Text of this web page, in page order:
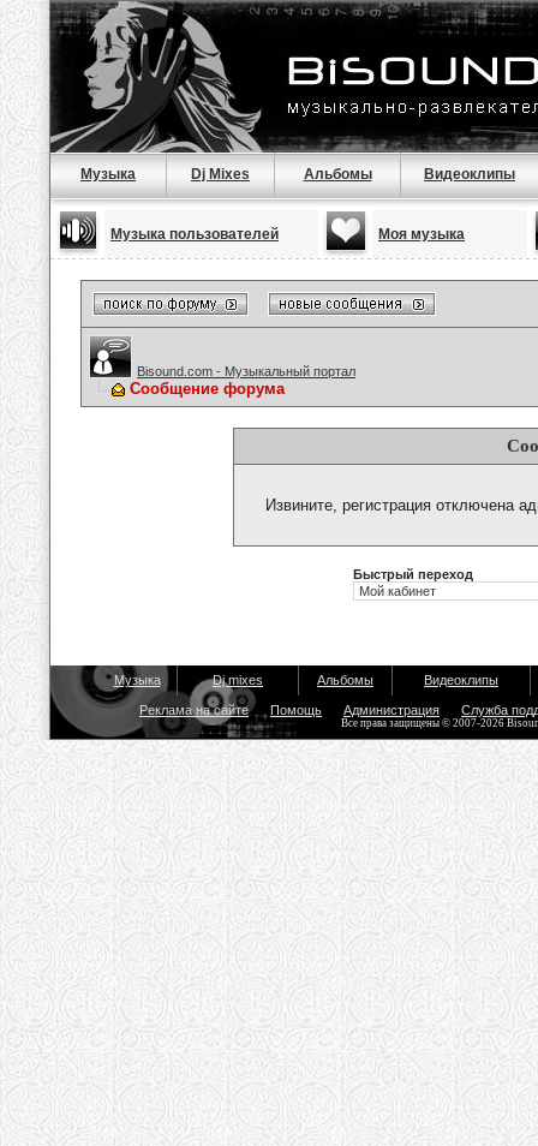
Музыка Dj Mixes Альбомы Видеоклипы
Музыка пользователей Моя музыка
Bisound.com - Музыкальный портал
Сообщение форума
Извините, регистрация отключена
Быстрый переход
Музыка Dj mixes Альбомы Видеоклипы
Реклама на сайте Помощь Администрация Служба
Все права защищены © 2007-2026